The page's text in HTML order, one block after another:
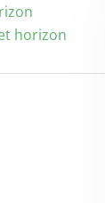
horizon